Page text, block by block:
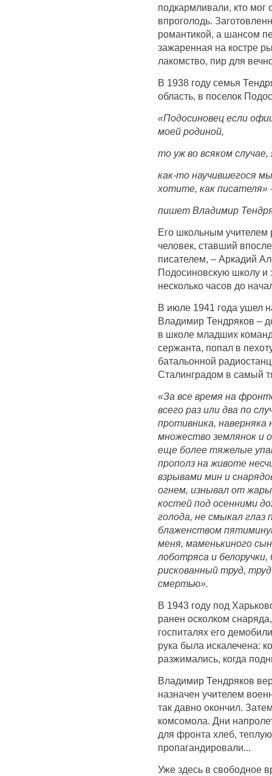
подкармливали, кто мог
впроголодь.
романтикой, а шансом
зажаренная на костре
лакомство, пир для
В 1938 году семья
область, в поселок
«Подосиновец если
моей родиной,
то уж во всяком случае,
как-то научившегося
хотите, как писателя»
пишет Владимир
Его школьным учителем
человек, ставший
писателем, – Аркадий
Подосиновскую школу и
несколько часов до
В июле 1941 года ушел
Владимир Тендряков –
в школе младших
сержанта, попал в
батальонной
Сталинградом в самый
«За все время на
всего раз или два по
противника, наверняка
множество землянок и
еще более тяжелые
прополз на животе
взрывами мин и
огнем, изнывал от
костей под осенними
голода, не смыкал глаз
блаженством
меня, маменькиного
лоботряса и
рискованный труд,
смертью».
В 1943 году под
ранен осколком
госпиталях его
рука была искалечена:
разжимались, когда
Владимир Тендряков
назначен учителем
так давно окончил.
комсомола. Дни
для фронта хлеб,
пропагандировали...
Уже здесь в свободное